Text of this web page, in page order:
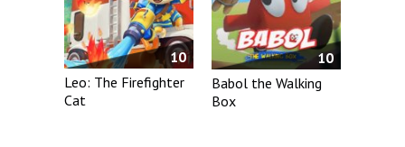
10
Leo: The Firefighter
Cat
10
Babol the Walking
Box